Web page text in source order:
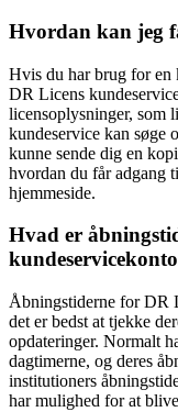
Hvordan kan jeg
Hvis du har brug for en
DR Licens
licensoplysninger, som
kundeservice kan søge
kunne sende dig en
hvordan du får adgang
hjemmeside.
Hvad er
Åbningstiderne for DR
det er bedst at tjekke
opdateringer. Normalt
dagtimerne, og deres
institutioners
har mulighed for at